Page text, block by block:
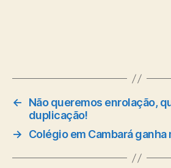
←
Não queremos enrolação,
duplicação!
→
Colégio em Cambará ganha